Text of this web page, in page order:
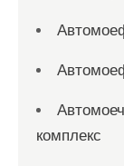
комплекс